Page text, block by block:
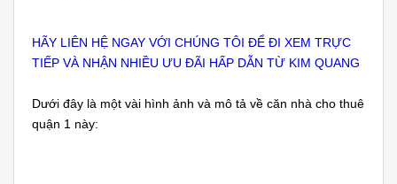
HÃY LIÊN HỆ NGAY VỚI CHÚNG TÔI ĐỂ ĐI XEM TRỰC
TIẾP VÀ NHẬN NHIỀU ƯU ĐÃI HẤP DẪN TỪ KIM QUANG
Dưới đây là một vài hình ảnh và mô tả về căn nhà cho thuê
quận 1 này: